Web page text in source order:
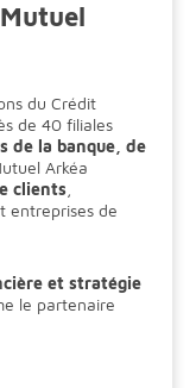
du Crédit
de 40 filiales
de la banque, de
Arkéa
clients
entreprises de
et stratégie
le partenaire